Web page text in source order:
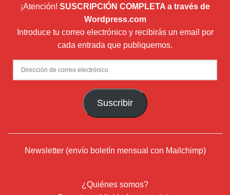
¡Atención! SUSCRIPCIÓN COMPLETA a través de
Wordpress.com
Introduce tu correo electrónico y recibirás un email por
cada entrada que publiquemos.
Dirección
de
Suscribir
Newsletter (envío boletín mensual con Mailchimp)
¿Quiénes somos?